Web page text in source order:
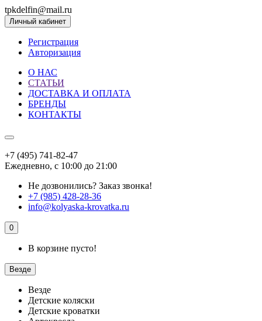
tpkdelfin@mail.ru
Личный кабинет
Регистрация
Авторизация
О НАС
СТАТЬИ
ДОСТАВКА И ОПЛАТА
БРЕНДЫ
КОНТАКТЫ
+7 (495) 741-82-47
Ежедневно, с 10:00 до 21:00
Не дозвонились? Заказ звонка!
+7 (985) 428-28-36
info@kolyaska-krovatka.ru
0
В корзине пусто!
Везде
Везде
Детские коляски
Детские кроватки